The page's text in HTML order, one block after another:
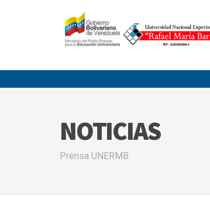
NOTICIAS
Prensa UNERMB